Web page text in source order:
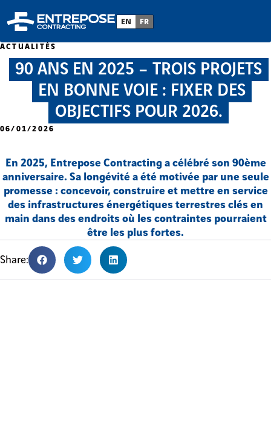
EN FR
ACTUALITÉS
90 ANS EN 2025 – TROIS PROJETS
EN BONNE VOIE : FIXER DES
OBJECTIFS POUR 2026.
06/01/2026
En 2025, Entrepose Contracting a célébré son 90ème
anniversaire. Sa longévité a été motivée par une seule
promesse : concevoir, construire et mettre en service
des infrastructures énergétiques terrestres clés en
main dans des endroits où les contraintes pourraient
être les plus fortes.
Share: